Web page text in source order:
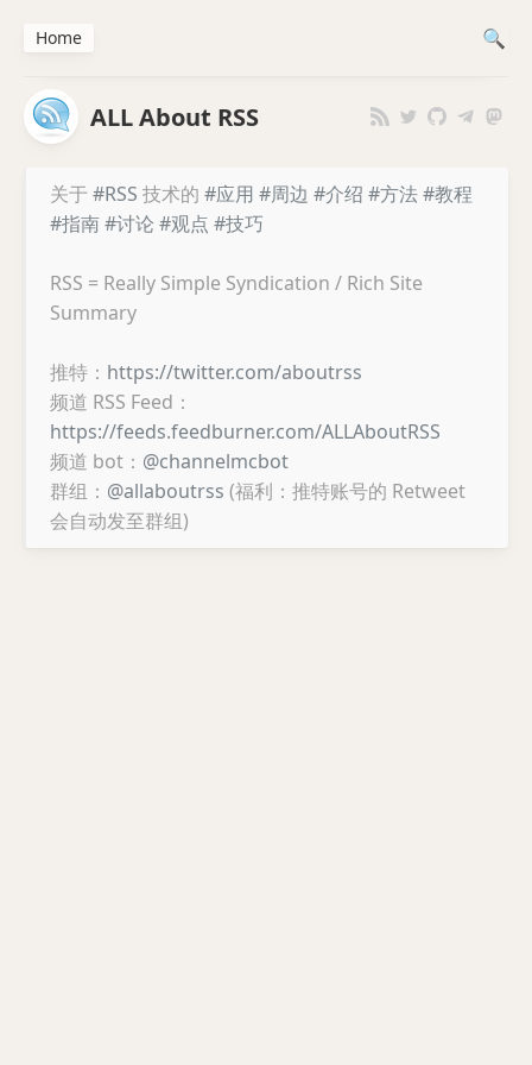
ALL About RSS
关于 #RSS 技术的 #应用 #周边 #介绍 #方法#教程
#指南#讨论 #观点 #技巧
RSS = Really Simple Syndication / Rich Site
Summary
推特： https://twitter.com/aboutrss
频道 RSS Feed：
https://feeds.feedburner.com/ALLAboutRSS
频道 bot： @channelmcbot
群组： @allaboutrss (福利：推特账号的 Retweet
会自动发至群组)
Home